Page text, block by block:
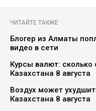
ЧИТАЙТЕ ТАКЖЕ
Блогер из Алматы
видео в сети
Курсы валют: сколько
Казахстана 8 августа
Воздух может
Казахстана 8 августа